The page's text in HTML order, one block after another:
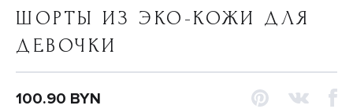
ШОРТЫ ИЗ ЭКО-КОЖИ ДЛЯ
ДЕВОЧКИ
100.90 BYN